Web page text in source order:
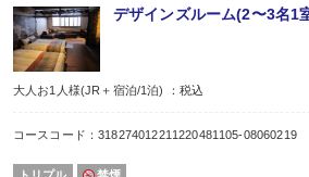
デザインズルーム(2〜3名1
大人お1人様(JR＋宿泊/1泊) ：税込
コースコード：318274012211220481105-08060219